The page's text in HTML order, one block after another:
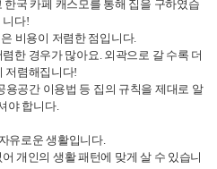
록번호 : 101-81-78682
딩 8층 (03186)
길
Institute. All Rights Reserved.